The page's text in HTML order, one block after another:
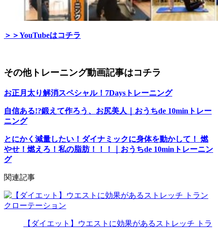
＞＞YouTubeはコチラ
その他トレーニング動画記事はコチラ
お正月太り解消スペシャル！7Daysトレーニング
自信ある!?鍛えて作ろう、お尻美人｜おうちde 10minトレー
ニング
とにかく減量したい！ダイナミックに身体を動かして！ 燃
やせ！燃えろ！私の脂肪！！！｜おうちde 10minトレーニン
グ
関連記事
【ダイエット】ウエストに効果があるストレッチ トラ